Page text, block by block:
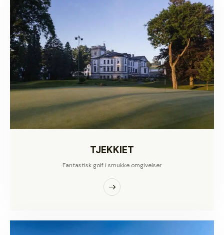
TJEKKIET
Fantastisk golf i smukke omgivelser